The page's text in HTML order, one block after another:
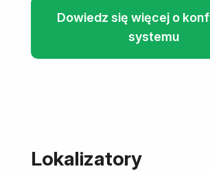
Dowiedz się więcej o
systemu
Lokalizatory